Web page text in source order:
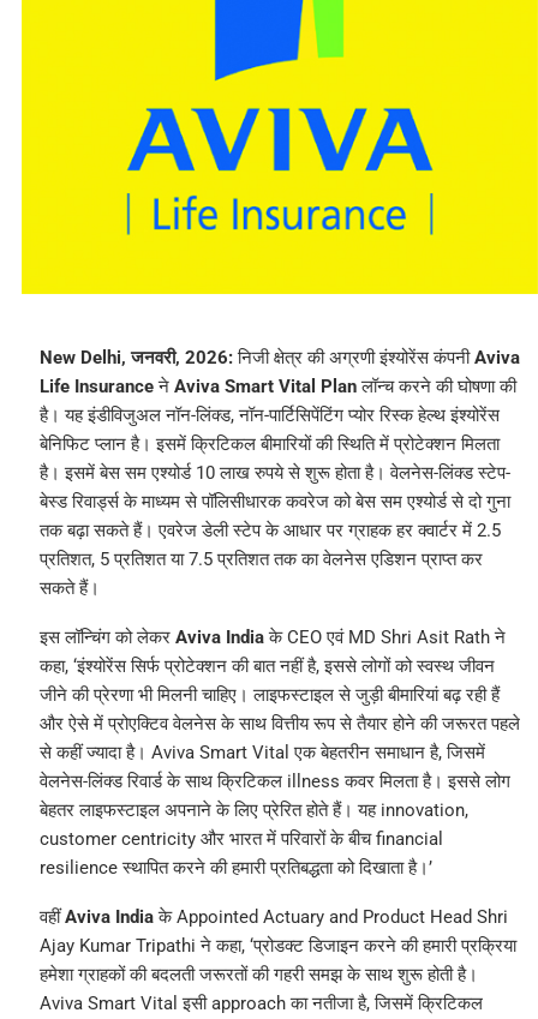
New Delhi, जनवरी, 2026:निजी क्षेत्र की अग्रणी इंश्योरेंस कंपनीAviva
Life Insuranceने Aviva Smart Vital Planलॉन्च करने की घोषणा की
है। यह इंडीविजुअल नॉन-लिंक्ड, नॉन-पार्टिसिपेंटिंग प्योर रिस्क हेल्थ इंश्योरेंस
बेनिफिट प्लान है। इसमें क्रिटिकल बीमारियों की स्थिति में प्रोटेक्शन मिलता
है। इसमें बेस सम एश्योर्ड 10 लाख रुपये से शुरू होता है। वेलनेस-लिंक्ड स्टेप-
बेस्ड रिवार्ड्स के माध्यम से पॉलिसीधारक कवरेज को बेस सम एश्योर्ड से दो गुना
तक बढ़ा सकते हैं। एवरेज डेली स्टेप के आधार पर ग्राहक हर क्वार्टर में 2.5
प्रतिशत, 5 प्रतिशत या 7.5 प्रतिशत तक का वेलनेस एडिशन प्राप्त कर
सकते हैं।
इस लॉन्चिंग को लेकर Aviva Indiaके CEO एवं MD Shri Asit Rath ने
कहा, ‘इंश्योरेंस सिर्फ प्रोटेक्शन की बात नहीं है, इससे लोगों को स्वस्थ जीवन
जीने की प्रेरणा भी मिलनी चाहिए। लाइफस्टाइल से जुड़ी बीमारियां बढ़ रही हैं
और ऐसे में प्रोएक्टिव वेलनेस के साथ वित्तीय रूप से तैयार होने की जरूरत पहले
से कहीं ज्यादा है। Aviva Smart Vital एक बेहतरीन समाधान है, जिसमें
वेलनेस-लिंक्ड रिवार्ड के साथ क्रिटिकल illness कवर मिलता है। इससे लोग
बेहतर लाइफस्टाइल अपनाने के लिए प्रेरित होते हैं। यह innovation,
customer centricity और भारत में परिवारों के बीच financial
resilience स्थापित करने की हमारी प्रतिबद्धता को दिखाता है।’
वहींAviva Indiaके Appointed Actuary and Product Head Shri
Ajay Kumar Tripathi ने कहा, ‘प्रोडक्ट डिजाइन करने की हमारी प्रक्रिया
हमेशा ग्राहकों की बदलती जरूरतों की गहरी समझ के साथ शुरू होती है।
Aviva Smart Vital इसी approach का नतीजा है, जिसमें क्रिटिकल